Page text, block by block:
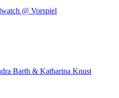
@ Vorspiel
Barth & Katharina Knust